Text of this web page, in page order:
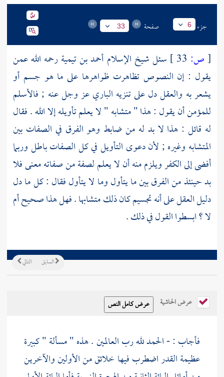
جزء 6 صفحة 33
[ص: سئل شيخ الإسلام أحمد بن تيميةرحمه الله عمن
يقول : إن النصوص تظاهرت ظواهرها على ما هو جسم أو
يشعر به والعقل دل على تنزيه الباري عز وجل عنه ; فالأسلم
للمؤمن أن يقول : هذا " متشابه " لا يعلم تأويله إلا الله . فقال
له قائل : هذا لا بد له من ضابط وهو الفرق في الصفات بين
المتشابه وغيره ; لأن دعوى التأويل في كل الصفات باطل وربما
أفضى إلى الكفر ويلزم منه أن لا يعلم لصفة من صفاته معنى فلا
بد حينئذ من الفرق بين ما يتأول وما لا يتأول فقال : كل ما دل
دليل العقل على أنه تجسيم كان ذلك متشابها . فهل هذا صحيح أم
لا ؟ ابسطوا القول في ذلك .
التالي السابق
عرض الحاشية
فأجاب : - الحمد لله رب العالمين . هذه " مسألة " كبيرة
عظيمة القدر اضطرب فيها خلائق من الأولين والآخرين